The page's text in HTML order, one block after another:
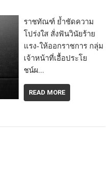
ราชทัณฑ์ ย้ำชัดความ
โปร่งใส สั่งฟันวินัยร้าย
แรง-ให้ออกราชการ กลุ่ม
เจ้าหน้าที่เอื้อประโย
ชน์ผ…
READ MORE